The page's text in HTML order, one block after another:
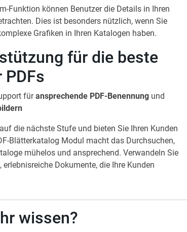
Funktion können Benutzer die Details in Ihren
Dies ist besonders nützlich, wenn Sie
Grafiken in Ihren Katalogen haben.
für die beste
füransprechende PDF-Benennung und
die nächste Stufe und bieten Sie Ihren Kunden
Blätterkatalog Modul macht das Durchsuchen,
mühelos und ansprechend. Verwandeln Sie
Dokumente, die Ihre Kunden
wissen?